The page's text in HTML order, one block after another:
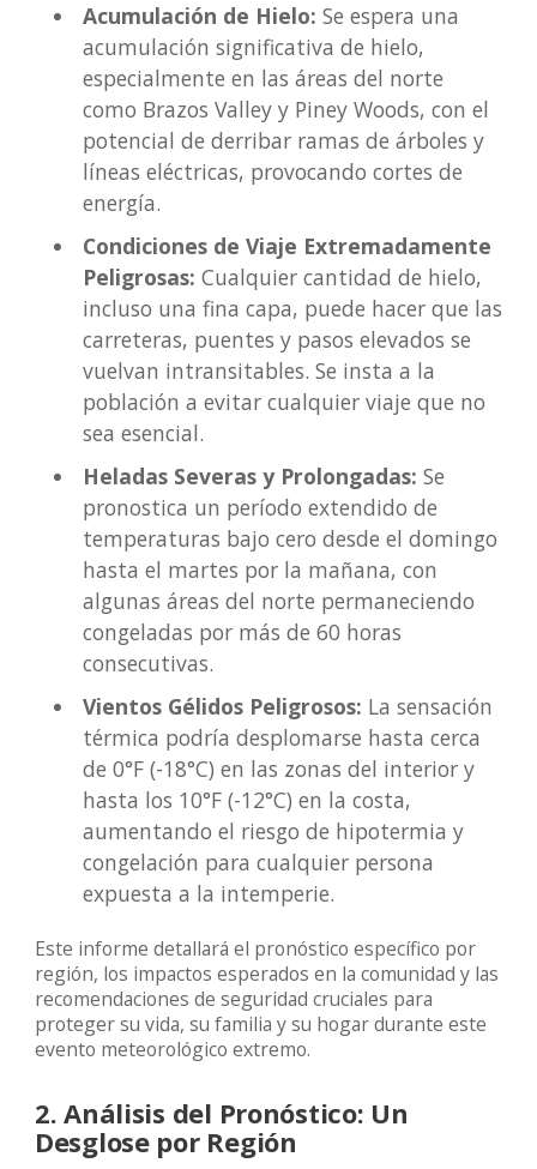
Acumulación de Hielo: Se espera una
acumulación significativa de hielo,
especialmente en las áreas del norte
como Brazos Valley y Piney Woods, con el
potencial de derribar ramas de árboles y
líneas eléctricas, provocando cortes de
energía.
Condiciones de Viaje Extremadamente
Peligrosas: Cualquier cantidad de hielo,
incluso una fina capa, puede hacer que las
carreteras, puentes y pasos elevados se
vuelvan intransitables. Se insta a la
población a evitar cualquier viaje que no
sea esencial.
Heladas Severas y Prolongadas: Se
pronostica un período extendido de
temperaturas bajo cero desde el domingo
hasta el martes por la mañana, con
algunas áreas del norte permaneciendo
congeladas por más de 60 horas
consecutivas.
Vientos Gélidos Peligrosos: La sensación
térmica podría desplomarse hasta cerca
de 0°F (-18°C) en las zonas del interior y
hasta los 10°F (-12°C) en la costa,
aumentando el riesgo de hipotermia y
congelación para cualquier persona
expuesta a la intemperie.
Este informe detallará el pronóstico específico por
región, los impactos esperados en la comunidad y las
recomendaciones de seguridad cruciales para
proteger su vida, su familia y su hogar durante este
evento meteorológico extremo.
2. Análisis del Pronóstico: Un
Desglose por Región